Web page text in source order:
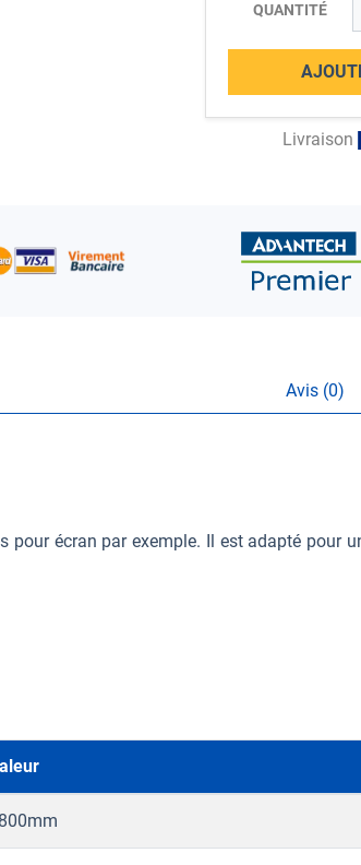
QUANTITÉ
Livraison
Avis (0)
écran par exemple. Il est adapté pour